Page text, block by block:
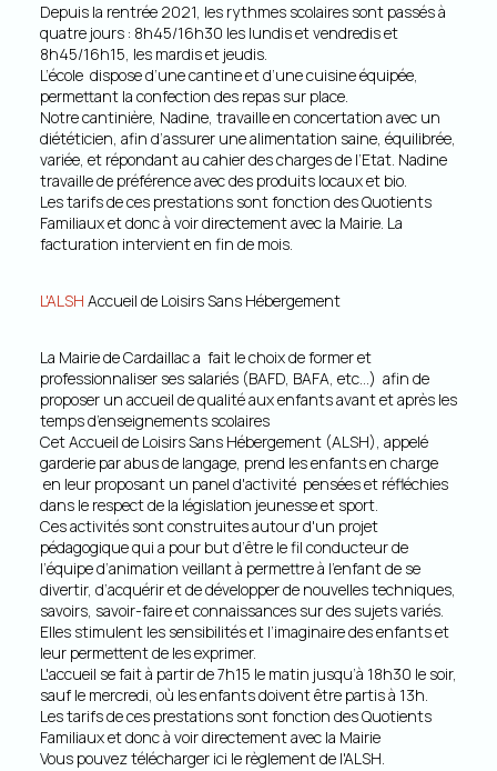
Depuis la rentrée 2021, les rythmes scolaires sont passés à
quatre jours : 8h45/16h30 les lundis et vendredis et
8h45/16h15, les mardis et jeudis.
L’école dispose d’une cantine et d’une cuisine équipée,
permettant la confection des repas sur place.
Notre cantinière, Nadine, travaille en concertation avec un
diététicien, afin d’assurer une alimentation saine, équilibrée,
variée, et répondant au cahier des charges de l’Etat. Nadine
travaille de préférence avec des produits locaux et bio.
Les tarifs de ces prestations sont fonction des Quotients
Familiaux et donc à voir directement avec la Mairie. La
facturation intervient en fin de mois.
L'ALSH Accueil de Loisirs Sans Hébergement
La Mairie de Cardaillac a fait le choix de former et
professionnaliser ses salariés (BAFD, BAFA, etc…) afin de
proposer un accueil de qualité aux enfants avant et après les
temps d’enseignements scolaires
Cet Accueil de Loisirs Sans Hébergement (ALSH), appelé
garderie par abus de langage, prend les enfants en charge
en leur proposant un panel d'activité pensées et réfléchies
dans le respect de la législation jeunesse et sport.
Ces activités sont construites autour d'un projet
pédagogique qui a pour but d’être le fil conducteur de
l’équipe d’animation veillant à permettre à l'enfant de se
divertir, d’acquérir et de développer de nouvelles techniques,
savoirs, savoir-faire et connaissances sur des sujets variés.
Elles stimulent les sensibilités et l’imaginaire des enfants et
leur permettent de les exprimer.
L'accueil se fait à partir de 7h15 le matin jusqu’à 18h30 le soir,
sauf le mercredi, où les enfants doivent être partis à 13h.
Les tarifs de ces prestations sont fonction des Quotients
Familiaux et donc à voir directement avec la Mairie
Vous pouvez télécharger ici le règlement de l'ALSH.